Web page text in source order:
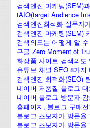
검색엔진 마케팅(SEM)
tAIO(target Audience
검색엔진최적화 실무자
검색엔진 마케팅(SEM)
검색의도는 어떻게 알
구글 Zero Moment of
화장품 사이트 검색의도
유튜브 채널 SEO 8가지
검색엔진 최적화(SEO)
네이버 저품질 블로그
네이버 블로그 방문자
홈페이지, 블로그 구매
블로그 초보자가 방문율
블로그 초보자가 방문율